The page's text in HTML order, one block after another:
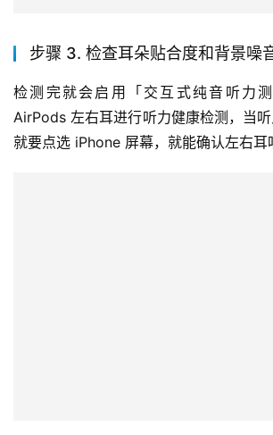
步骤 3. 检查耳朵贴合度和背景噪
检测完就会启用「交互式纯音听力
AirPods 左右耳进行听力健康检测，当
就要点选 iPhone 屏幕，就能确认左右耳